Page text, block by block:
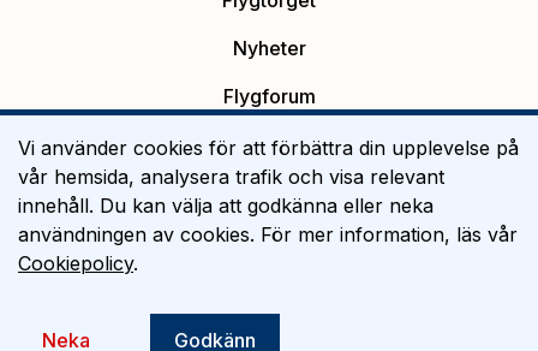
Nyheter
Flygforum
Platsannonser
Flygutbildning
Om Flygtorget
Vi använder cookies för att förbättra din upplevelse på
vår hemsida, analysera trafik och visa relevant
innehåll. Du kan välja att godkänna eller neka
användningen av cookies. För mer information, läs vår
Cookiepolicy.
Neka Godkänn